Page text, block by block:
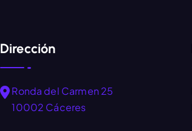
Dirección
Ronda del Carmen 25
10002 Cáceres